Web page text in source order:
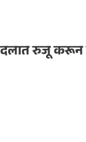
रुजू करून